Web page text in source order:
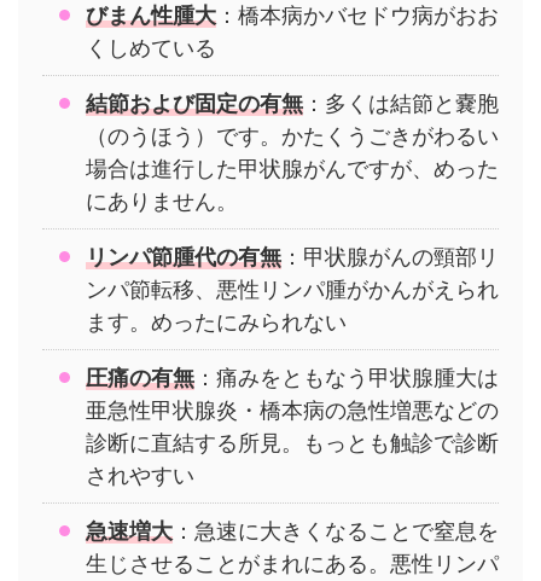
びまん性腫大 ：橋本病かバセドウ病がおお
くしめている
結節および固定の有無 ：多くは結節と嚢胞
（のうほう）です。かたくうごきがわるい
場合は進行した甲状腺がんですが、めった
にありません。
リンパ節腫代の有無 ：甲状腺がんの頸部リ
ンパ節転移、悪性リンパ腫がかんがえられ
ます。めったにみられない
圧痛の有無 ：痛みをともなう甲状腺腫大は
亜急性甲状腺炎・橋本病の急性増悪などの
診断に直結する所見。もっとも触診で診断
されやすい
急速増大 ：急速に大きくなることで窒息を
生じさせることがまれにある。悪性リンパ